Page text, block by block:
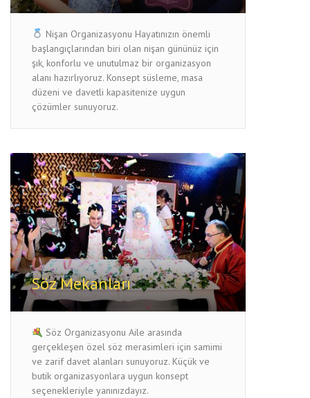
Nişan Organizasyonu Hayatınızın önemli
başlangıçlarından biri olan nişan gününüz için
şık, konforlu ve unutulmaz bir organizasyon
alanı hazırlıyoruz. Konsept süsleme, masa
düzeni ve davetli kapasitenize uygun
çözümler sunuyoruz.
Söz Mekanları
Söz Organizasyonu Aile arasında
gerçekleşen özel söz merasimleri için samimi
ve zarif davet alanları sunuyoruz. Küçük ve
butik organizasyonlara uygun konsept
seçenekleriyle yanınızdayız.